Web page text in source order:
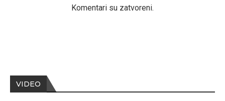
Komentari su zatvoreni.
VIDEO